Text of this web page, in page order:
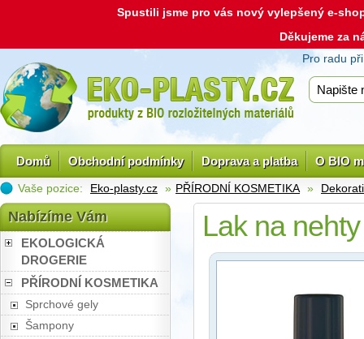
Spustili jsme pro vás nový vylepšený e-
Děkujeme za
Pro radu
Domů Obchodní podmínky Doprava a platba O BIO
Vaše pozice: Eko-plasty.cz » PŘÍRODNÍ KOSMETIKA »
Nabízíme Vám
EKOLOGICKÁ
DROGERIE
PŘÍRODNÍ KOSMETIKA
Sprchové gely
Šampony
Lak na